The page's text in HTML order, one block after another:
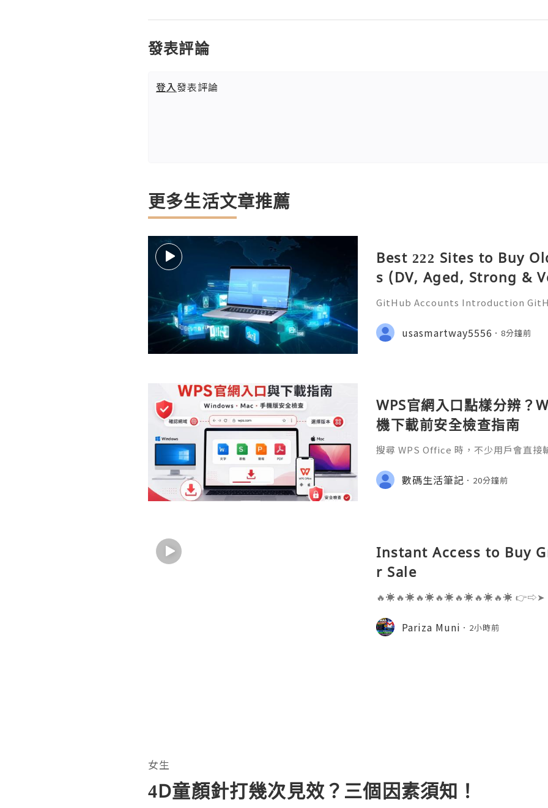
發表評論
登入發表評論
更多生活文章推薦
Best 222 Sites to Buy
s (DV, Aged, Strong &
GitHub Accounts Introduction
ions of developers, businesses,
ommunities. It is much m
usasmartway5556 8分鐘前
WPS官網入口點樣分辨？
機下載前安全檢查指南
搜尋 WPS Office 時，不少用戶會直接
用程式商店、教學網站、在線文件服務
數碼生活筆記 20分鐘前
Instant Access to Buy
r Sale
🔥☀️🔥☀️🔥☀️🔥☀️🔥☀️🔥☀️🔥☀️ 👉⇨➤
ail.com 👉⇨➤ Visit To Website:
s one of the most widely used
Pariza Muni 2小時前
女生
4D童顏針打幾次見效？三個因素須知！